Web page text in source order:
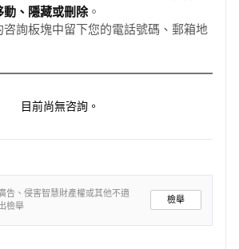
動、隱藏或刪除。
詢板塊中留下您的電話號碼、郵箱地
目前尚無咨詢。
告、侵害智慧財產權或其他不適
檢舉
檢舉